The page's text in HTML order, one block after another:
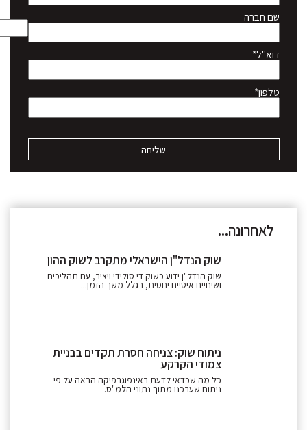
שם חברה
דוא"ל*
טלפון*
לאחרונה...
שוק הנדל"ן הישראלי מתקרב לשוק ההון
שוק הנדל"ן ידוע כשוק די סולידי ויציב, עם תהליכים
ושינויים איטיים יחסית, בגלל משך הזמן...
ניתוח שוק: צניחה חסרת תקדים בבניית
צמודי הקרקע
כל מה שכדאי לדעת באינפוגרפיקה הבאה על פי
ניתוח שערכנו מתוך נתוני הלמ"ס.